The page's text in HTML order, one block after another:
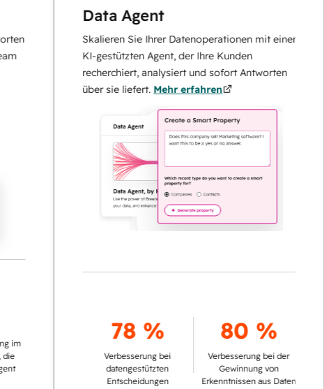
Data Agent
Skalieren Sie Ihrer Datenoperationen mit einem
KI-gestützten Agent, der Ihre Kunden
recherchiert, analysiert und sofort Antworten
über sie liefert.Mehr erfahren
78 %
Verbesserung bei
datengestützten
Entscheidungen
80 %
Verbesserung bei der
Gewinnung von
Erkenntnissen aus Daten